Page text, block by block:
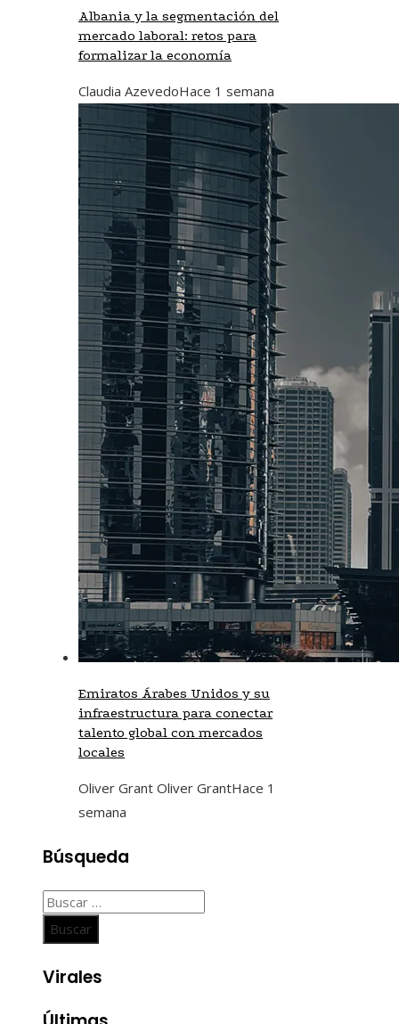
Albania y la segmentación del
mercado laboral: retos para
formalizar la economía
Claudia AzevedoHace 1 semana
Emiratos Árabes Unidos y su
infraestructura para conectar
talento global con mercados
locales
Oliver Grant Oliver GrantHace 1
semana
Búsqueda
Buscar:
Virales